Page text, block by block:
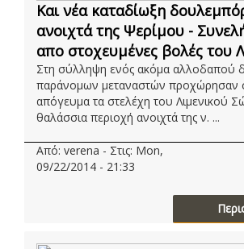
Και νέα καταδίωξη
ανοιχτά της Ψερίμου -
απο στοχευμένες βολές του
Στη σύλληψη ενός ακόμα αλλοδαπού
παράνομων μεταναστών προχώρησαν
απόγευμα τα στελέχη του Λιμενικού
θαλάσσια περιοχή ανοιχτά της ν. ...
Από: verena - Στις: Mon,
09/22/2014 - 21:33